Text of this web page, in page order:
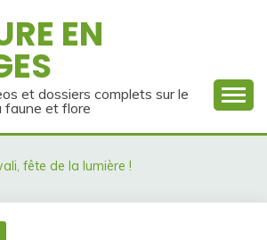
EN
et dossiers complets sur le
faune et flore
fête de la lumière !